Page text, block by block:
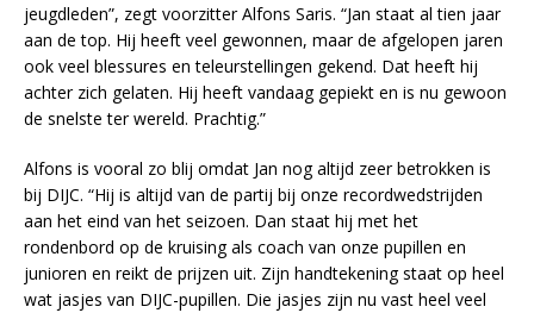
jeugdleden”, zegt voorzitter Alfons Saris. “Jan staat al tien jaar
aan de top. Hij heeft veel gewonnen, maar de afgelopen jaren
ook veel blessures en teleurstellingen gekend. Dat heeft hij
achter zich gelaten. Hij heeft vandaag gepiekt en is nu gewoon
de snelste ter wereld. Prachtig.”
Alfons is vooral zo blij omdat Jan nog altijd zeer betrokken is
bij DIJC. “Hij is altijd van de partij bij onze recordwedstrijden
aan het eind van het seizoen. Dan staat hij met het
rondenbord op de kruising als coach van onze pupillen en
junioren en reikt de prijzen uit. Zijn handtekening staat op heel
wat jasjes van DIJC-pupillen. Die jasjes zijn nu vast heel veel